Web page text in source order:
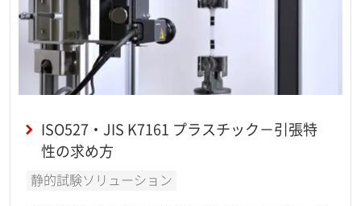
ISO527・JIS K7161 プラスチック－引張特
性の求め方
静的試験ソリューション